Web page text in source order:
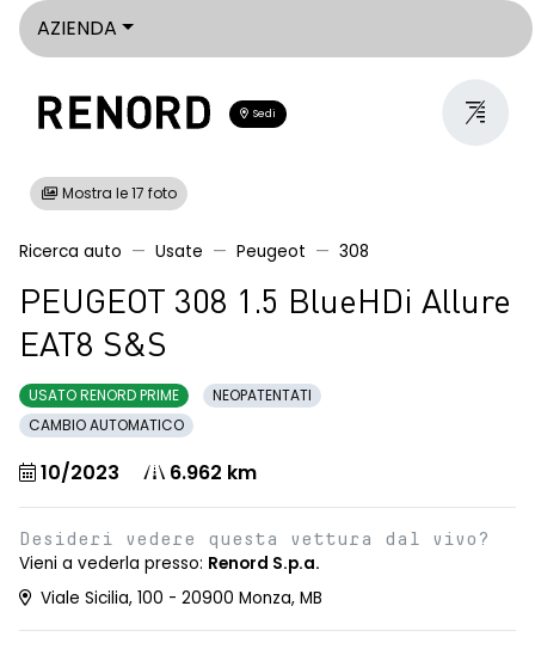
AZIENDA
Sedi
Mostra le 17 foto
Ricerca auto Usate Peugeot 308
PEUGEOT 308 1.5 BlueHDi Allure
EAT8 S&S
USATO RENORD PRIME
NEOPATENTATI
CAMBIO AUTOMATICO
10/2023 6.962 km
Desideri vedere questa vettura dal vivo?
Vieni a vederla presso: Renord S.p.a.
Viale Sicilia, 100 - 20900 Monza, MB